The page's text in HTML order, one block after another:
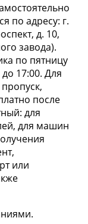
по адресу: г.
д. 10,
завода).
по пятницу
до 17:00. Для
после
для
для машин
или